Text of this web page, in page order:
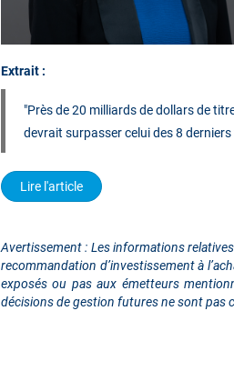
Extrait :
"Près de 20 milliards de dollars de
devrait surpasser celui des 8
Lire l'article
Avertissement : Les informations
recommandation d’investissement à
exposés ou pas aux émetteurs
décisions de gestion futures ne sont pas